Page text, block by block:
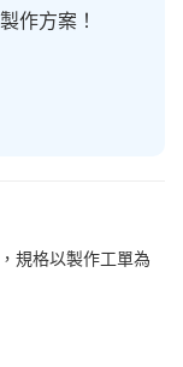
作方案！
規格以製作工單為